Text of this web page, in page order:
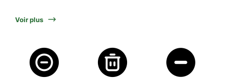
Voir plus